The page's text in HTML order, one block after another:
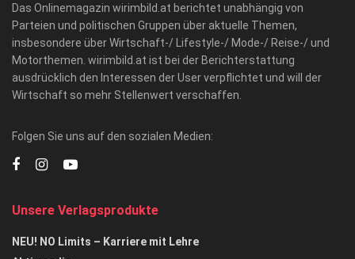
Das Onlinemagazin wirimbild.at berichtet unabhängig von
Parteien und politischen Gruppen über aktuelle Themen,
insbesondere über Wirtschaft-/ Lifestyle-/ Mode-/ Reise-/ und
Motorthemen. wirimbild.at ist bei der Berichterstattung
ausdrücklich den Interessen der User verpflichtet und will der
Wirtschaft so mehr Stellenwert verschaffen.
Folgen Sie uns auf den sozialen Medien:
Unsere Verlagsprodukte
NEU! NO Limits – Karriere mit Lehre